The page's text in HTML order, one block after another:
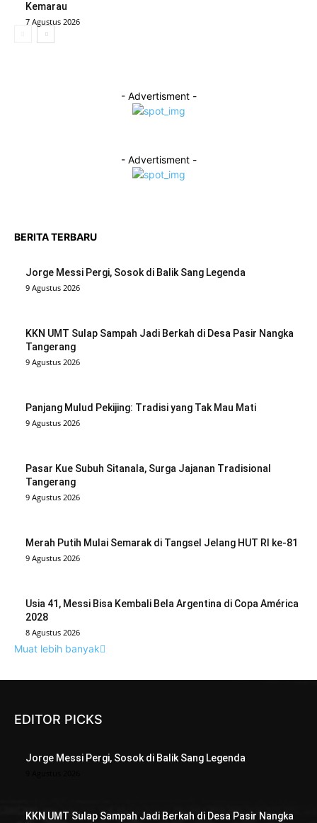
Kemarau
7 Agustus 2026
- Advertisment -
- Advertisment -
BERITA TERBARU
Jorge Messi Pergi, Sosok di Balik Sang Legenda
9 Agustus 2026
KKN UMT Sulap Sampah Jadi Berkah di Desa Pasir Nangka
Tangerang
9 Agustus 2026
Panjang Mulud Pekijing: Tradisi yang Tak Mau Mati
9 Agustus 2026
Pasar Kue Subuh Sitanala, Surga Jajanan Tradisional
Tangerang
9 Agustus 2026
Merah Putih Mulai Semarak di Tangsel Jelang HUT RI ke-81
9 Agustus 2026
Usia 41, Messi Bisa Kembali Bela Argentina di Copa América
2028
8 Agustus 2026
Muat lebih banyak
EDITOR PICKS
Jorge Messi Pergi, Sosok di Balik Sang Legenda
KKN UMT Sulap Sampah Jadi Berkah di Desa Pasir Nangka